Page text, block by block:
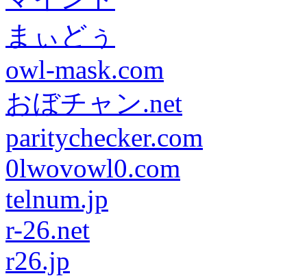
まぃどぅ
owl-mask.com
おぼチャン.net
paritychecker.com
0lwovowl0.com
telnum.jp
r-26.net
r26.jp